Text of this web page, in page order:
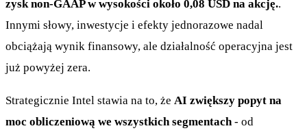
zysk non-GAAP w wysokości około 0,08 USD na akcję..
Innymi słowy, inwestycje i efekty jednorazowe nadal
obciążają wynik finansowy, ale działalność operacyjna jest
już powyżej zera.
Strategicznie Intel stawia na to, że AI zwiększy popyt na
moc obliczeniową we wszystkich segmentach - od